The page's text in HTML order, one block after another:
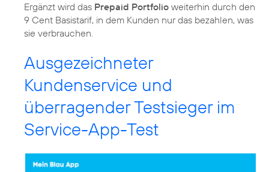
Ergänzt wird das Prepaid Portfolio weiterhin durch den
9 Cent Basistarif, in dem Kunden nur das bezahlen, was
sie verbrauchen.
Ausgezeichneter
Kundenservice und
überragender Testsieger im
Service-App-Test